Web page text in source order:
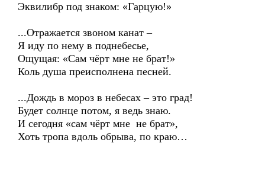
Эквилибр под знаком: «Гарцую!»
...Отражается звоном канат –
Я иду по нему в поднебесье,
Ощущая: «Сам чёрт мне не брат!»
Коль душа преисполнена песней.
...Дождь в мороз в небесах – это град!
Будет солнце потом, я ведь знаю.
И сегодня «сам чёрт мне не брат»,
Хоть тропа вдоль обрыва, по краю…